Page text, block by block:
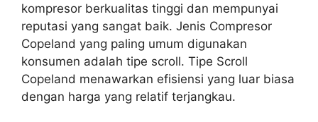
kompresor berkualitas tinggi dan mempunyai
reputasi yang sangat baik. Jenis Compresor
Copeland yang paling umum digunakan
konsumen adalah tipe scroll. Tipe Scroll
Copeland menawarkan efisiensi yang luar biasa
dengan harga yang relatif terjangkau.